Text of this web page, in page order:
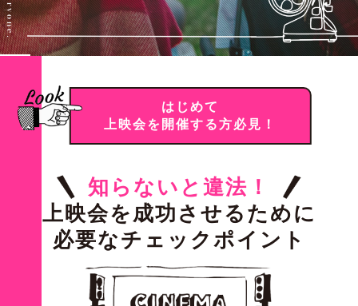
はじめて
上映会を開催する方必見！
知らないと違法！
上映会を成功させるために
必要なチェックポイント